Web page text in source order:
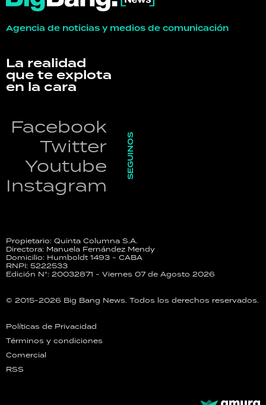
Agencia de noticias y medios de comunicación
La realidad
que te explota
en la cara
Facebook
Twitter
Youtube
Instagram
SEGUINOS
Propietario: Quinta Columna S.A.
Directora: Manuela Fernández Mendy
Domicilio: Humboldt 1493 - CABA
RNPI: 5222533
Edición N°: 20032871 - Viernes 07 de Agosto 2026
© 2015-2026 Big Bang News. Todos los derechos reservados.
Políticas de Privacidad
Términos y condiciones
Comercial
RSS